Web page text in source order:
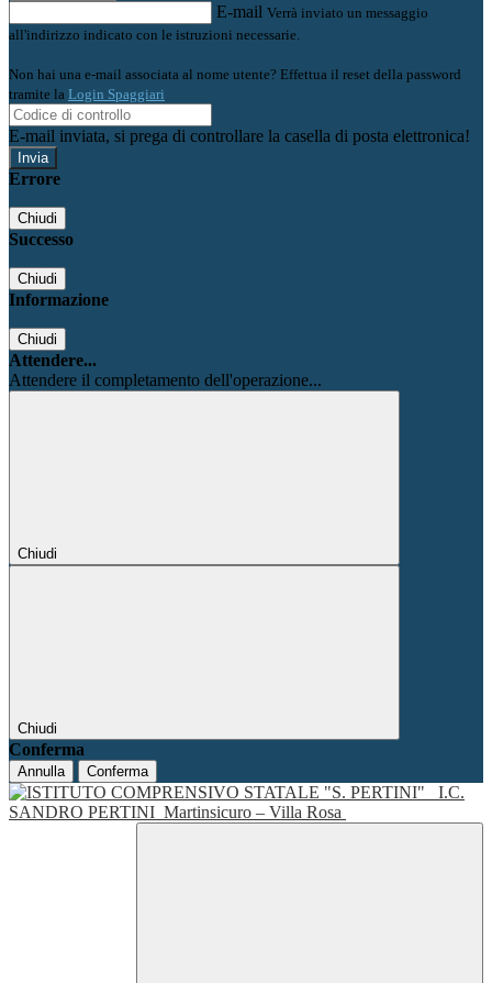
E-mail Verrà inviato un messaggio
all'indirizzo indicato con le istruzioni necessarie.
Non hai una e-mail associata al nome utente? Effettua il reset della password
tramite la Login Spaggiari
E-mail inviata, si prega di controllare la casella di posta elettronica!
Errore
Chiudi
Successo
Chiudi
Informazione
Chiudi
Attendere...
Attendere il completamento dell'operazione...
Chiudi
Chiudi
Conferma
Annulla Conferma
I.C.
SANDRO PERTINI Martinsicuro – Villa Rosa